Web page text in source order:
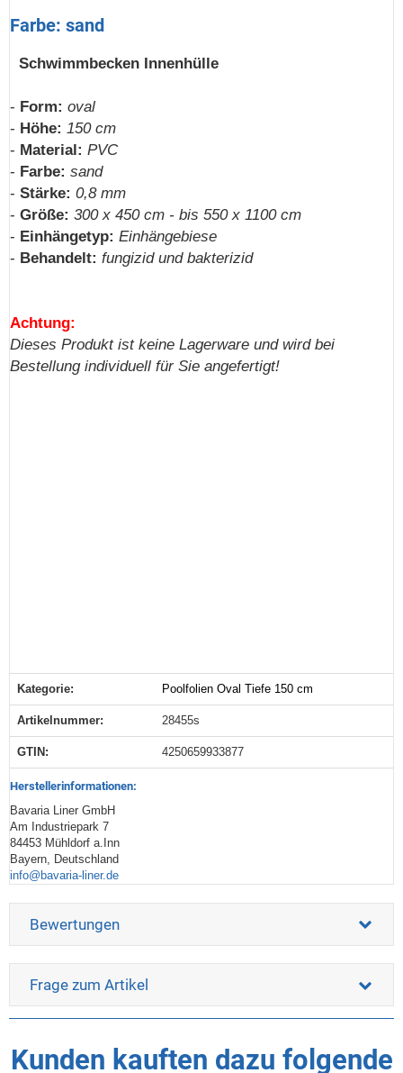
Farbe: sand
Schwimmbecken Innenhülle
- Form: oval
- Höhe: 150 cm
- Material: PVC
- Farbe: sand
- Stärke: 0,8 mm
- Größe: 300 x 450 cm - bis 550 x 1100 cm
- Einhängetyp: Einhängebiese
- Behandelt: fungizid und bakterizid
Achtung:
Dieses Produkt ist keine Lagerware und wird bei
Bestellung individuell für Sie angefertigt!
Produkteigenschaft
Wert
Kategorie: Poolfolien Oval Tiefe 150 cm
Artikelnummer: 28455s
GTIN: 4250659933877
Herstellerinformationen:
Bavaria Liner GmbH
Am Industriepark 7
84453 Mühldorf a.Inn
Bayern, Deutschland
info@bavaria-liner.de
Bewertungen
Frage zum Artikel
Kunden kauften dazu folgende